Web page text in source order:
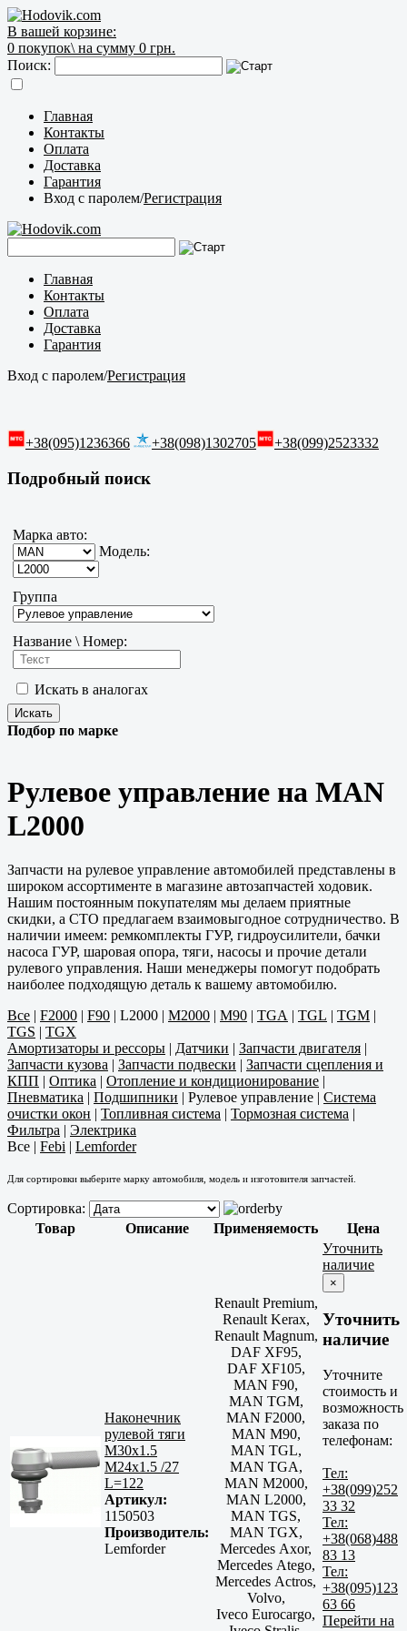
В вашей корзине:
0 покупок\ на сумму 0 грн.
Поиск:
Главная
Контакты
Оплата
Доставка
Гарантия
Вход с паролем/Регистрация
Главная
Контакты
Оплата
Доставка
Гарантия
Вход с паролем/Регистрация
+38(095)1236366 +38(098)1302705 +38(099)2523332
Подробный поиск
Марка авто:
Модель:
Группа
Название \ Номер:
Искать в аналогах
Подбор по марке
Рулевое управление на MAN
L2000
Запчасти на рулевое управление автомобилей представлены в
широком ассортименте в магазине автозапчастей ходовик.
Нашим постоянным покупателям мы делаем приятные
скидки, а СТО предлагаем взаимовыгодное сотрудничество. В
наличии имеем: ремкомплекты ГУР, гидроусилители, бачки
насоса ГУР, шаровая опора, тяги, насосы и прочие детали
рулевого управления. Наши менеджеры помогут подобрать
наиболее подходящую деталь к вашему автомобилю.
Все | F2000 | F90 | L2000 | M2000 | M90 | TGA | TGL | TGM |
TGS | TGX
Амортизаторы и рессоры | Датчики | Запчасти двигателя |
Запчасти кузова | Запчасти подвески | Запчасти сцепления и
КПП | Оптика | Отопление и кондиционирование |
Пневматика | Подшипники | Рулевое управление | Система
очистки окон | Топливная система | Тормозная система |
Фильтра | Электрика
Все | Febi | Lemforder
Для сортировки выберите марку автомобиля, модель и изготовителя запчастей.
Сортировка:
Товар
Описание Применяемость Цена
Наконечник
рулевой тяги
M30x1.5
M24x1.5 /27
L=122
Артикул:
1150503
Производитель:
Lemforder
Renault Premium,
Renault Kerax,
Renault Magnum,
DAF XF95,
DAF XF105,
MAN F90,
MAN TGM,
MAN F2000,
MAN M90,
MAN TGL,
MAN TGA,
MAN M2000,
MAN L2000,
MAN TGS,
MAN TGX,
Mercedes Axor,
Mercedes Atego,
Mercedes Actros,
Volvo,
Iveco Eurocargo,
Уточнить
наличие
×
Уточнить
наличие
Уточните
стоимость и
возможность
заказа по
телефонам:
Тел:
+38(099)252
33 32
Тел:
+38(068)488
83 13
Тел:
+38(095)123
63 66
Перейти на